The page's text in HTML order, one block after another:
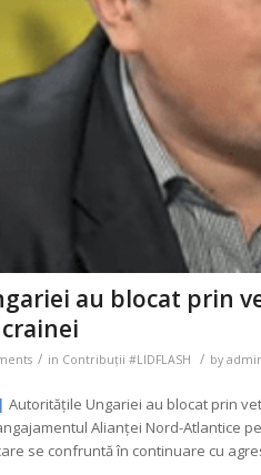
au blocat prin
/ in Contribuții #LIDFLASH / by
Autoritățile Ungariei au blocat prin
Alianței Nord-Atlantice
se confruntă în continuare cu